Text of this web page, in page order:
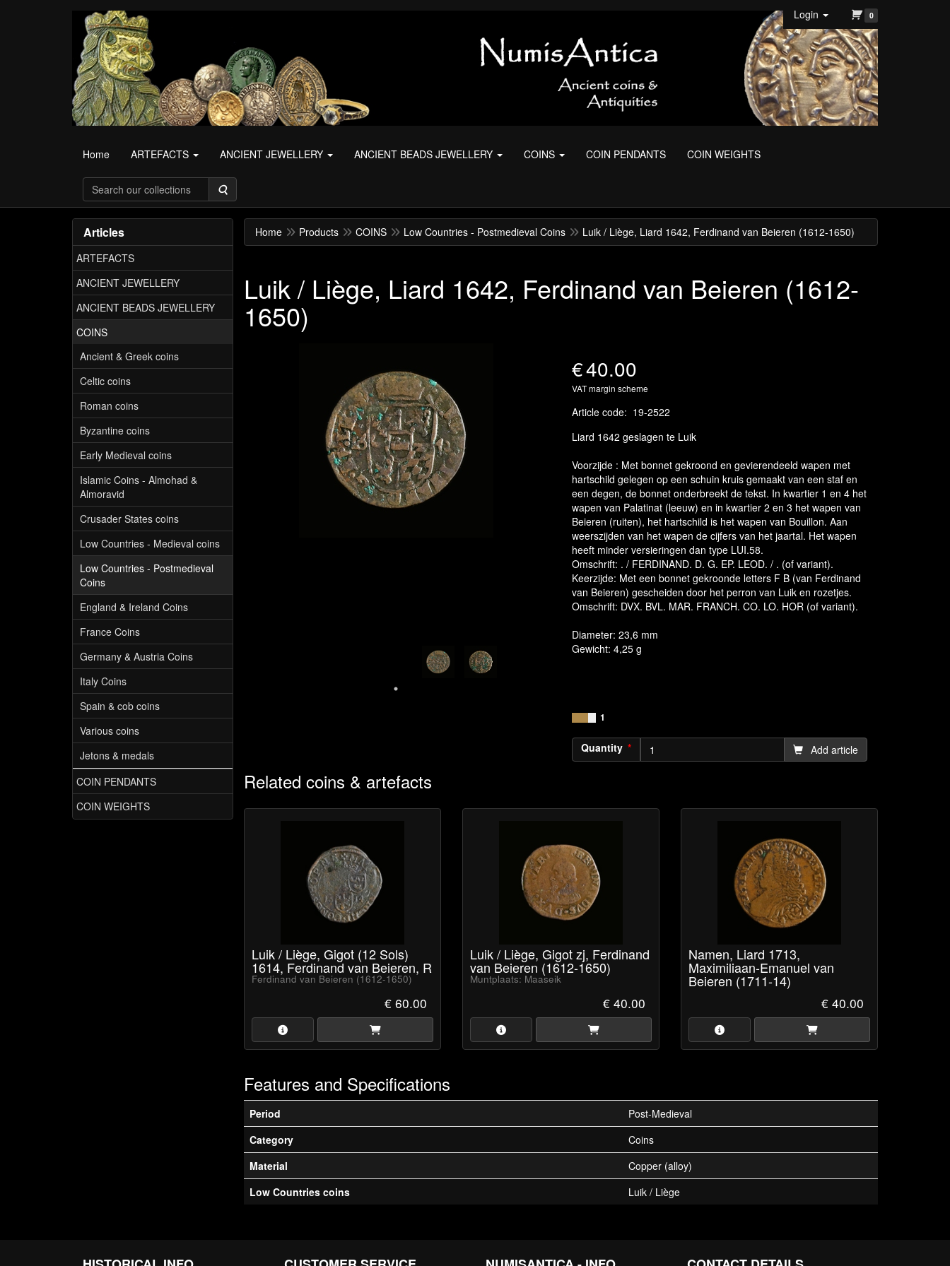
Login 0
Home ARTEFACTS ANCIENT JEWELLERY ANCIENT BEADS JEWELLERY COINS COIN PENDANTS COIN WEIGHTS
Search
Articles
ARTEFACTS
ANCIENT JEWELLERY
ANCIENT BEADS JEWELLERY
COINS
Ancient & Greek coins
Celtic coins
Roman coins
Byzantine coins
Early Medieval coins
Islamic Coins - Almohad &
Almoravid
Crusader States coins
Low Countries - Medieval coins
Low Countries - Postmedieval
Coins
England & Ireland Coins
France Coins
Germany & Austria Coins
Italy Coins
Spain & cob coins
Various coins
Jetons & medals
COIN PENDANTS
COIN WEIGHTS
Home Products COINS Low Countries - Postmedieval Coins Luik / Liège, Liard 1642, Ferdinand van Beieren (1612-1650)
Luik / Liège, Liard 1642, Ferdinand van Beieren (1612-
1650)
€40.00
VAT margin scheme
Article code: 19-2522
Liard 1642 geslagen te Luik
Voorzijde : Met bonnet gekroond en gevierendeeld wapen met
hartschild gelegen op een schuin kruis gemaakt van een staf en
een degen, de bonnet onderbreekt de tekst. In kwartier 1 en 4 het
wapen van Palatinat (leeuw) en in kwartier 2 en 3 het wapen van
Beieren (ruiten), het hartschild is het wapen van Bouillon. Aan
weerszijden van het wapen de cijfers van het jaartal. Het wapen
heeft minder versieringen dan type LUI.58.
Omschrift: . / FERDINAND. D. G. EP. LEOD. / . (of variant).
Keerzijde: Met een bonnet gekroonde letters F B (van Ferdinand
van Beieren) gescheiden door het perron van Luik en rozetjes.
Omschrift: DVX. BVL. MAR. FRANCH. CO. LO. HOR (of variant).
Diameter: 23,6 mm
Gewicht: 4,25 g
1
Quantity Add article
Related coins & artefacts
Luik / Liège, Gigot (12 Sols)
1614, Ferdinand van Beieren, R
Ferdinand van Beieren (1612-1650)
€ 60.00
Luik / Liège, Gigot zj, Ferdinand
van Beieren (1612-1650)
Muntplaats: Maaseik
€ 40.00
Namen, Liard 1713,
Maximiliaan-Emanuel van
Beieren (1711-14)
€ 40.00
Features and Specifications
Period
Post-Medieval
Category
Coins
Material
Copper (alloy)
Low Countries coins
Luik / Liège